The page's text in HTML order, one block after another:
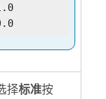
择标准按